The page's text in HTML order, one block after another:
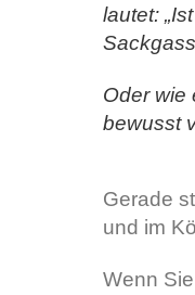
lautet:
Oder wie
bewusst
Gerade
und im
Wenn